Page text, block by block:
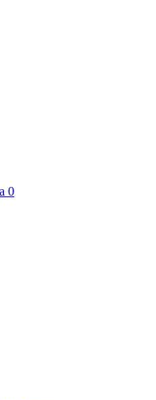
0